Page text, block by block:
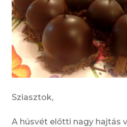
Sziasztok,
A húsvét előtti nagy hajtás